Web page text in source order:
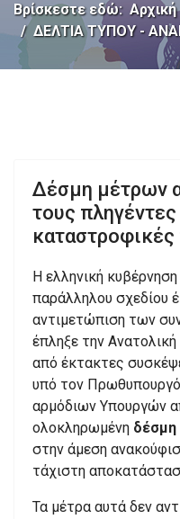
Βρίσκεστε εδώ: Αρχική
ΔΕΛΤΙΑ ΤΥΠΟΥ -
Δέσμη μέτρων
τους πληγέντες
καταστροφικές
Η ελληνική
παράλληλου σχεδίου
αντιμετώπιση των
έπληξε την
από έκτακτες
υπό τον
αρμόδιων Υπουργών
ολοκληρωμένη
στην άμεση
τάχιστη
Τα μέτρα αυτά δεν